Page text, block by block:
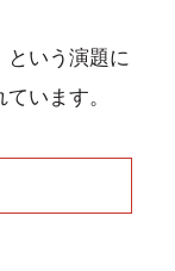
という演題に
います。